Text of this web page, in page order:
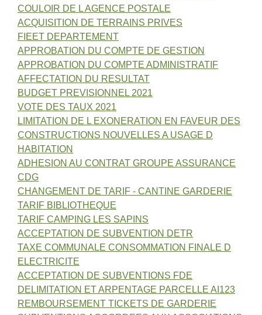
COULOIR DE L AGENCE POSTALE
ACQUISITION DE TERRAINS PRIVES
FIEET DEPARTEMENT
APPROBATION DU COMPTE DE GESTION
APPROBATION DU COMPTE ADMINISTRATIF
AFFECTATION DU RESULTAT
BUDGET PREVISIONNEL 2021
VOTE DES TAUX 2021
LIMITATION DE L EXONERATION EN FAVEUR DES
CONSTRUCTIONS NOUVELLES A USAGE D
HABITATION
ADHESION AU CONTRAT GROUPE ASSURANCE
CDG
CHANGEMENT DE TARIF - CANTINE GARDERIE
TARIF BIBLIOTHEQUE
TARIF CAMPING LES SAPINS
ACCEPTATION DE SUBVENTION DETR
TAXE COMMUNALE CONSOMMATION FINALE D
ELECTRICITE
ACCEPTATION DE SUBVENTIONS FDE
DELIMITATION ET ARPENTAGE PARCELLE AI123
REMBOURSEMENT TICKETS DE GARDERIE